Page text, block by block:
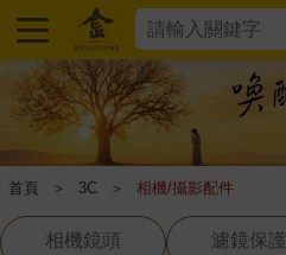
首頁 ＞ 3C ＞ 相機/攝影配件
相機鏡頭 濾鏡保